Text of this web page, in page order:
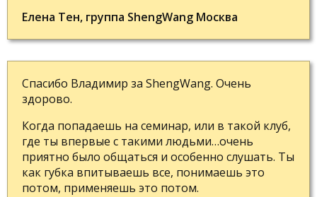
Елена Тен, группа ShengWang Москва
Спасибо Владимир за ShengWang. Очень
здорово.
Когда попадаешь на семинар, или в такой клуб,
где ты впервые с такими людьми…очень
приятно было общаться и особенно слушать. Ты
как губка впитываешь все, понимаешь это
потом, применяешь это потом.